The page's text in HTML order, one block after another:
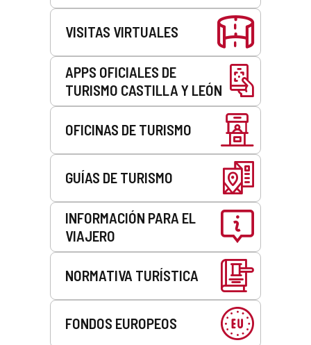
VISITAS VIRTUALES
APPS OFICIALES DE
TURISMO CASTILLA Y LEÓN
OFICINAS DE TURISMO
GUÍAS DE TURISMO
INFORMACIÓN PARA EL
VIAJERO
NORMATIVA TURÍSTICA
FONDOS EUROPEOS